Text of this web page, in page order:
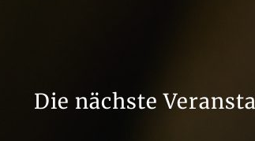
Die nächste